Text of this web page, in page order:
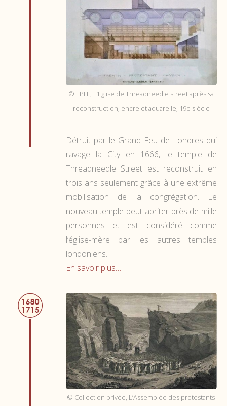
© EPFL, L’Eglise de Threadneedle street après sa
reconstruction, encre et aquarelle, 19e siècle
Détruit par le Grand Feu de Londres qui
ravage la City en 1666, le temple de
Threadneedle Street est reconstruit en
trois ans seulement grâce à une extrême
mobilisation de la congrégation. Le
nouveau temple peut abriter près de mille
personnes et est considéré comme
l’église-mère par les autres temples
londoniens.
En savoir plus…
© Collection privée, L’Assemblée des protestants